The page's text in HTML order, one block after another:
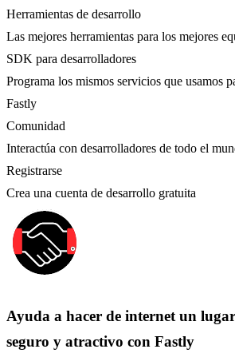
Herramientas de desarrollo
Las mejores herramientas para los mejores
SDK para desarrolladores
Programa los mismos servicios que usamos
Fastly
Comunidad
Interactúa con desarrolladores de todo el
Registrarse
Crea una cuenta de desarrollo gratuita
Ayuda a hacer de internet un
seguro y atractivo con Fastly